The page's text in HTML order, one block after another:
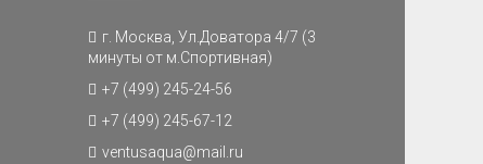
г. Москва, Ул.Доватора 4/7 (3
минуты от м.Спортивная)
+7 (499) 245-24-56
+7 (499) 245-67-12
ventusaqua@mail.ru